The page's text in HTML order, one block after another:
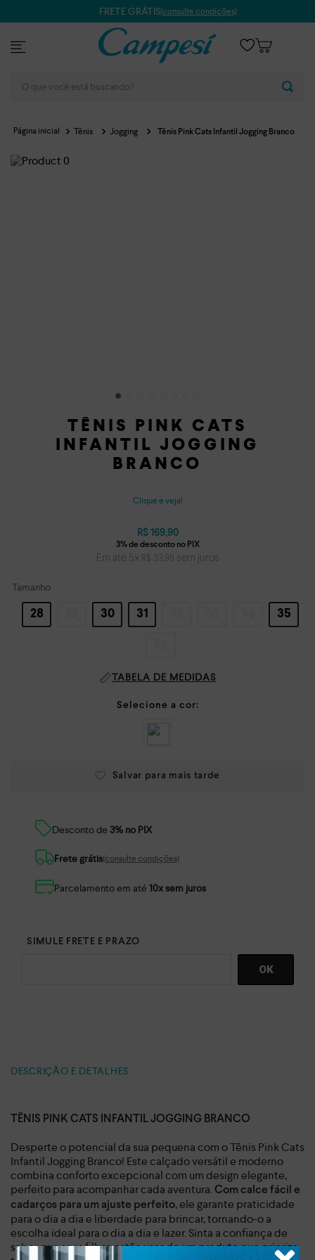
FRETE GRÁTIS(consulte condições)
Tênis Jogging Tênis Pink Cats Infantil Jogging Branco
TÊNIS PINK CATS
INFANTIL JOGGING
BRANCO
Clique e veja!
R$ 169,90
Em até 5x R$ 33,98 sem juros
Tamanho
28 30 31 35
TABELA DE MEDIDAS
Desconto de 3% no PIX
Frete grátis(consulte condições)
Parcelamento em até 10x sem juros
DESCRIÇÃO E DETALHES
TÊNIS PINK CATS INFANTIL JOGGING BRANCO
Desperte o potencial da sua pequena com o Tênis Pink Cats
Infantil Jogging Branco! Este calçado versátil e moderno
combina conforto excepcional com um design elegante,
perfeito para acompanhar cada aventura. Com calce fácil e
cadarços para um ajuste perfeito, ele garante praticidade
para o dia a dia e liberdade para brincar, tornando-o a
escolha ideal para o dia a dia e lazer. Sinta a confiança de
saber que seus filhos estão usando um produto que prioriza